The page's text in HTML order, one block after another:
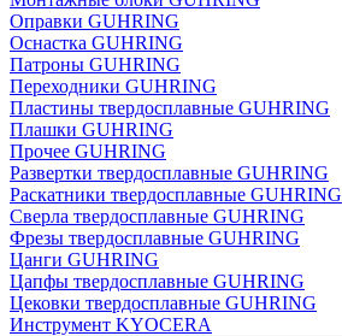
Оправки GUHRING
Оснастка GUHRING
Патроны GUHRING
Переходники GUHRING
Пластины твердосплавные GUHRING
Плашки GUHRING
Прочее GUHRING
Развертки твердосплавные GUHRING
Раскатники твердосплавные GUHRING
Сверла твердосплавные GUHRING
Фрезы твердосплавные GUHRING
Цанги GUHRING
Цапфы твердосплавные GUHRING
Цековки твердосплавные GUHRING
Инструмент KYOCERA